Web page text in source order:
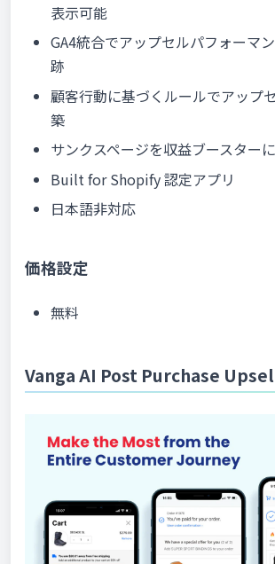
表示可能
GA4統合でアップセルパフォーマ
跡
顧客行動に基づくルールでアップ
築
サンクスページを収益ブースター
Built for Shopify 認定アプリ
日本語非対応
価格設定
無料
Vanga AI Post Purchase